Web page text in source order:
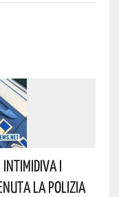
Intimidiva I
La Polizia